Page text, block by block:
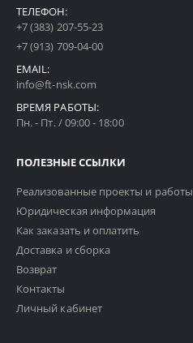
ТЕЛЕФОН:
+7 (383) 207-55-23
+7 (913) 709-04-00
EMAIL:
info@ft-nsk.com
ВРЕМЯ РАБОТЫ:
Пн. - Пт. / 09:00 - 18:00
ПОЛЕЗНЫЕ ССЫЛКИ
Реализованные проекты и работы
Юридическая информация
Как заказать и оплатить
Доставка и сборка
Возврат
Контакты
Личный кабинет